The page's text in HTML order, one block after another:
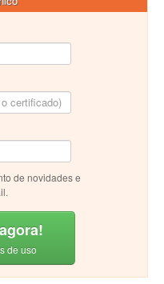
de novidades e
de uso